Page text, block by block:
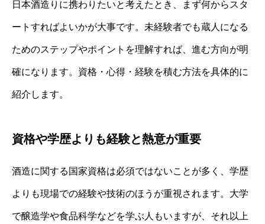
日本酒造りに携わりたいと考えたとき、まず何からスタ
ートすればよいかが大事です。未経験者でも蔵人になる
ためのステップやポイントを理解すれば、進む方向が明
確になります。資格・心得・経験を積む方法を具体的に
紹介します。
資格や学歴よりも経験と熱意が重要
酒造に関する国家資格は必須ではないことが多く、学歴
よりも現場での経験や技術のほうが重視されます。大学
で醸造学や食品科学などを学ぶ人もいますが、それ以上